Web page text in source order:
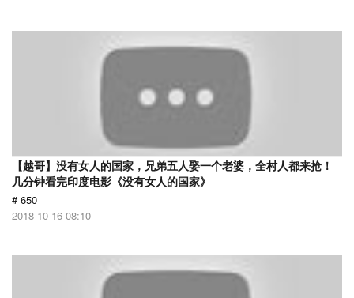
【越哥】没有女人的国家，兄弟五人娶一个老婆，全村人都来抢！
几分钟看完印度电影《没有女人的国家》
# 650
2018-10-16 08:10